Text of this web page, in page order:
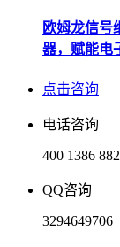
欧姆龙信号
器，赋能电
点击咨询
电话咨询
400 1386 882
QQ咨询
3294649706